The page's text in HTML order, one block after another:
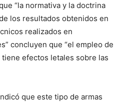
“la normativa y la doctrina
los resultados obtenidos en
realizados en
concluyen que “el empleo de
efectos letales sobre las
que este tipo de armas